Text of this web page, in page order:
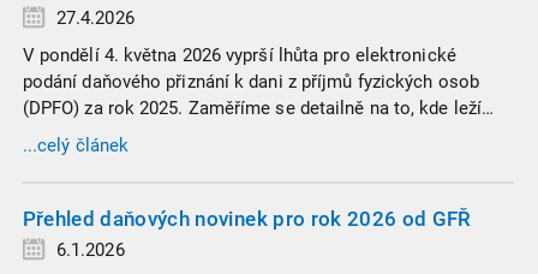
27.4.2026
V pondělí 4. května 2026 vyprší lhůta pro elektronické
podání daňového přiznání k dani z příjmů fyzických osob
(DPFO) za rok 2025. Zaměříme se detailně na to, kde leží
hranice povinnosti přiznání podat, jaké jsou nejčastější
chytáky v soubězích příjmů a na co si dát v roce 2026
...celý článek
Přehled daňových novinek pro rok 2026 od GFŘ
6.1.2026